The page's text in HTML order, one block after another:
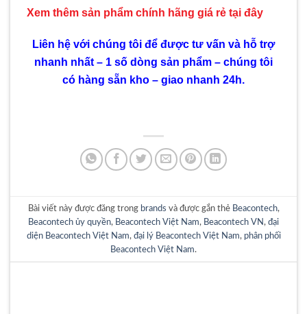
Xem thêm sản phẩm chính hãng giá rẻ tại đây
Liên hệ với chúng tôi để được tư vấn và hỗ trợ
nhanh nhất – 1 số dòng sản phẩm – chúng tôi
có hàng sẵn kho – giao nhanh 24h.
Bài viết này được đăng trong brands và được gắn thẻ Beacontech,
Beacontech ủy quyền, Beacontech Việt Nam, Beacontech VN , đại
diện Beacontech Việt Nam, đại lý Beacontech Việt Nam, phân phối
Beacontech Việt Nam.